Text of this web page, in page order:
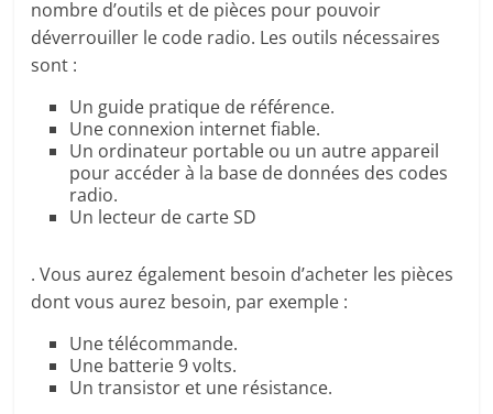
nombre d’outils et de pièces pour pouvoir
déverrouiller le code radio. Les outils nécessaires
sont :
Un guide pratique de référence.
Une connexion internet fiable.
Un ordinateur portable ou un autre appareil
pour accéder à la base de données des codes
radio.
Un lecteur de carte SD
. Vous aurez également besoin d’acheter les pièces
dont vous aurez besoin, par exemple :
Une télécommande.
Une batterie 9 volts.
Un transistor et une résistance.